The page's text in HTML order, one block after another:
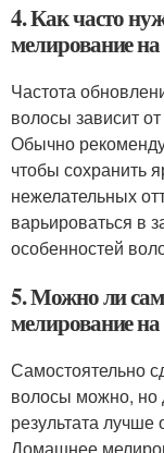
4. Как часто
мелирование
Частота
волосы зависит
Обычно
чтобы сохранить
нежелательных
варьироваться в
особенностей
5. Можно ли
мелирование
Самостоятельно
волосы можно, но
результата лучше